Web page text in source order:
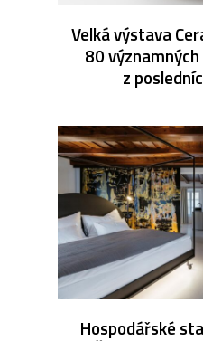
Velká výstava
80
z
Hospodářské